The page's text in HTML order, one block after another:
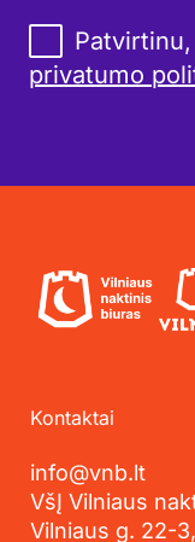
privatumo
Kontaktai
info@vnb.lt
VšĮ Vilniaus
Vilniaus g. 22-